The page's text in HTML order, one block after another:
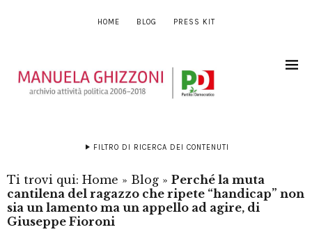
HOME BLOG PRESS KIT
FILTRO DI RICERCA DEI CONTENUTI
Ti trovi qui: Home » Blog » Perché la muta
cantilena del ragazzo che ripete “handicap” non
sia un lamento ma un appello ad agire, di
Giuseppe Fioroni